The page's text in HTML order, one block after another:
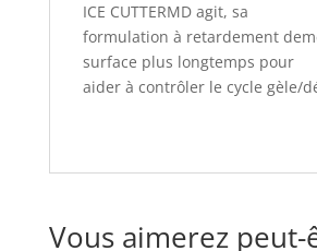
ICE CUTTERMD agit, sa
formulation à retardement
surface plus longtemps pour
aider à contrôler le cycle gèle/
Vous aimerez peut-